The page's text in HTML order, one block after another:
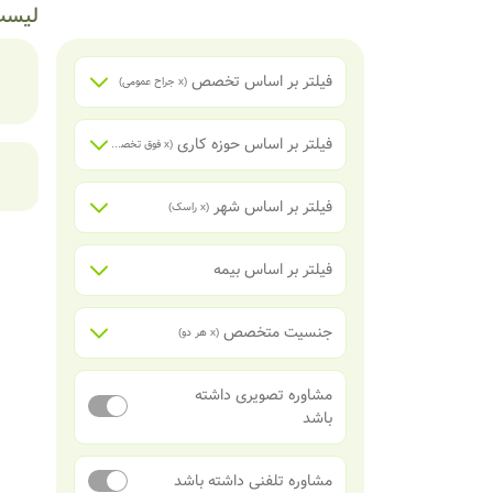
فیلتر بر اساس تخصص (x جراح عمومی)
فیلتر بر اساس حوزه کاری (x فوق تخصص جراحی پلاستیک، ترمیمی و سوختگی
فیلتر بر اساس شهر (x راسک)
فیلتر بر اساس بیمه
جنسیت متخصص (x هر دو)
مشاوره تصویری داشته
باشد
مشاوره تلفنی داشته باشد